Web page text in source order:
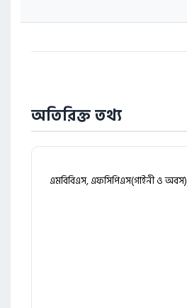
অতিরিক্ত তথ্য
এমবিবিএস, এফসিপিএস(গাইনী ও অবস)